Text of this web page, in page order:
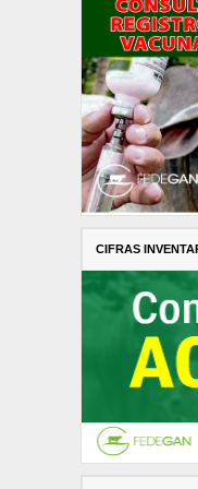
CIFRAS